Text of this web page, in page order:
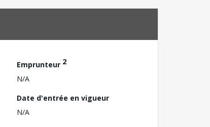
Emprunteur 2
N/A
Date d'entrée en vigueur
N/A